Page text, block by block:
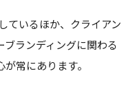
ているほか、クライアン
ブランディングに関わる
常にあります。